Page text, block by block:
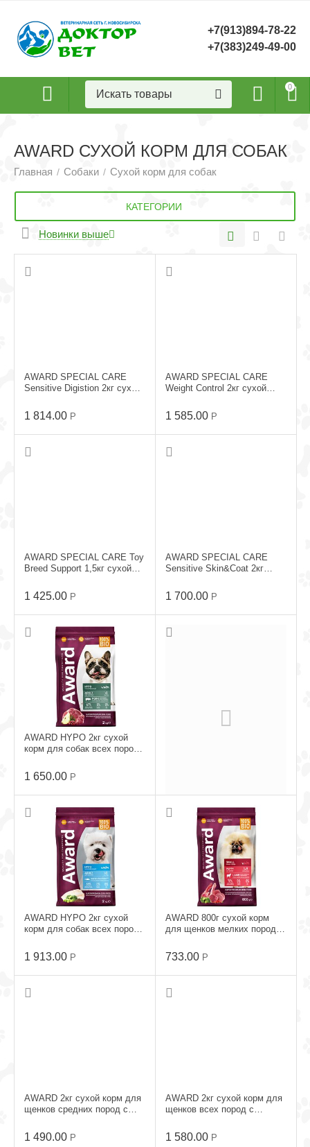
+7(913)894-78-22
+7(383)249-49-00
0
AWARD СУХОЙ КОРМ ДЛЯ СОБАК
Главная / Собаки / Сухой корм для собак
КАТЕГОРИИ
Новинки выше
AWARD SPECIAL CARE
Sensitive Digistion 2кг сухой
Ягненок
1 814.00 Р
AWARD SPECIAL CARE
Weight Control 2кг сухой
Индейка
1 585.00 Р
AWARD SPECIAL CARE Toy
Breed Support 1,5кг сухой
пород с Ягненком
1 425.00 Р
AWARD SPECIAL CARE
Sensitive Skin&Coat 2кг
пород с Лососем
1 700.00 Р
AWARD HYPO 2кг сухой
корм для собак всех пород
Свининой,брусникой,грушей
и розмарином
1 650.00 Р
AWARD HYPO 12кг сухой
корм для собак всех пород
с Белой рыбой, брокколи
10 050.00 Р
AWARD HYPO 2кг сухой
корм для собак всех пород
1 913.00 Р
AWARD 800г сухой корм
для щенков мелких пород с
733.00 Р
AWARD 2кг сухой корм для
щенков средних пород с
1 490.00 Р
AWARD 2кг сухой корм для
щенков всех пород с
1 580.00 Р